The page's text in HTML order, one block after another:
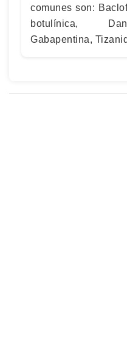
comunes son:
botulínica,
Gabapentina,